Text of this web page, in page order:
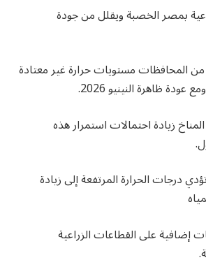
بمصر الخصبة ويقلل من جودة
المحافظات مستويات حرارة غير معتادة
ظاهرة النينيو 2026.
المناخ زيادة احتمالات استمرار هذه
درجات الحرارة المرتفعة إلى زيادة
على القطاعات الزراعية